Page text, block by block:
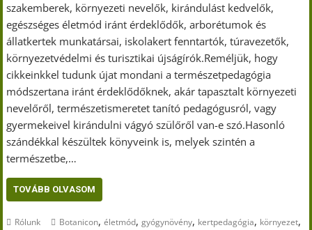
szakemberek, környezeti nevelők, kirándulást kedvelők,
egészséges életmód iránt érdeklődők, arborétumok és
állatkertek munkatársai, iskolakert fenntartók, túravezetők,
környezetvédelmi és turisztikai újságírók.Reméljük, hogy
cikkeinkkel tudunk újat mondani a természetpedagógia
módszertana iránt érdeklődőknek, akár tapasztalt környezeti
nevelőről, természetismeretet tanító pedagógusról, vagy
gyermekeivel kirándulni vágyó szülőről van-e szó.Hasonló
szándékkal készültek könyveink is, melyek szintén a
természetbe,…
TOVÁBB OLVASOM
Rólunk Botanicon,életmód,gyógynövény, kertpedagógia, környezet,